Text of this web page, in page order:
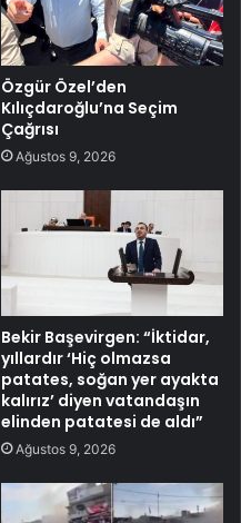
Özgür Özel’den
Kılıçdaroğlu’na Seçim
Çağrısı
Ağustos 9, 2026
Bekir Başevirgen: “İktidar,
yıllardır ‘Hiç olmazsa
patates, soğan yer ayakta
kalırız’ diyen vatandaşın
elinden patatesi de aldı”
Ağustos 9, 2026